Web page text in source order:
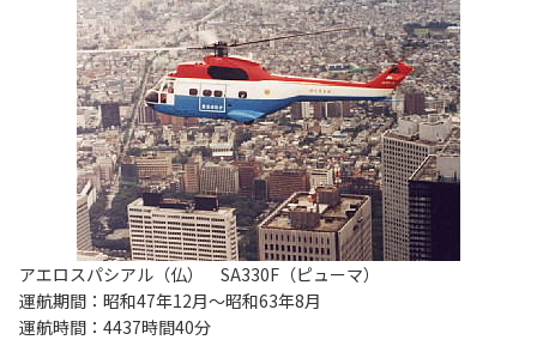
アエロスパシアル（仏） SA330F（ピューマ）
運航期間：昭和47年12月～昭和63年8月
運航時間：4437時間40分